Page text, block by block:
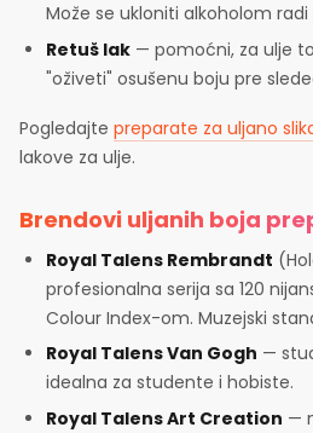
Može se ukloniti alkoholom
Retuš lak — pomoćni, za ulje
"oživeti" osušenu boju pre
Pogledajte preparate za uljano
lakove za ulje.
Brendovi uljanih boja
Royal Talens Rembrandt
profesionalna serija sa 120
Colour Index-om. Muzejski
Royal Talens Van Gogh —
idealna za studente i hobiste.
Royal Talens Art Creation —